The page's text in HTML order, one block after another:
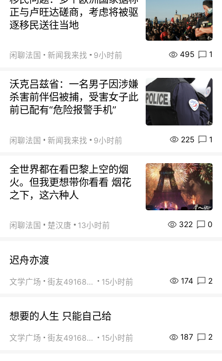
正与卢旺达磋商，考虑将被驱
逐移民送往当地
闲聊法国 新闻我来找 9小时前 495 1
沃克吕兹省：一名男子因涉嫌
杀害前伴侣被捕，受害女子此
前已配有“危险报警手机”
闲聊法国 新闻我来找 9小时前 225 1
全世界都在看巴黎上空的烟
火。但我更想带你看看 烟花
之下，这六种人
闲聊法国 楚汉唐 13小时前 322 0
迟舟亦渡
文学广场 街友49168527 15小时前 174 2
想要的人生 只能自己给
文学广场 街友49168527 15小时前 187 2